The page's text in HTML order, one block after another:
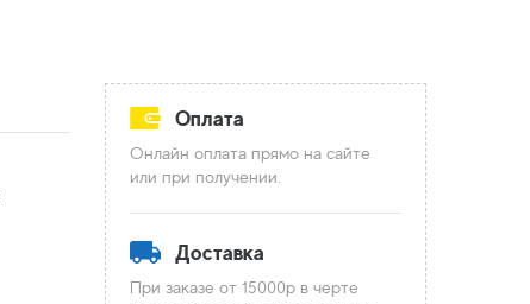
Оплата
Онлайн оплата прямо на сайте
или при получении.
Доставка
При заказе от 15000р в черте